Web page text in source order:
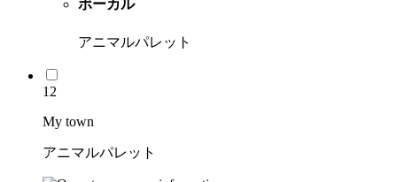
ボーカル
アニマルパレット
12
My town
アニマルパレット